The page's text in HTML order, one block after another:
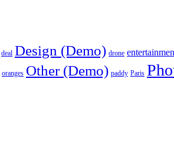
deal Design (Demo) drone
oranges Other (Demo) paddy Paris